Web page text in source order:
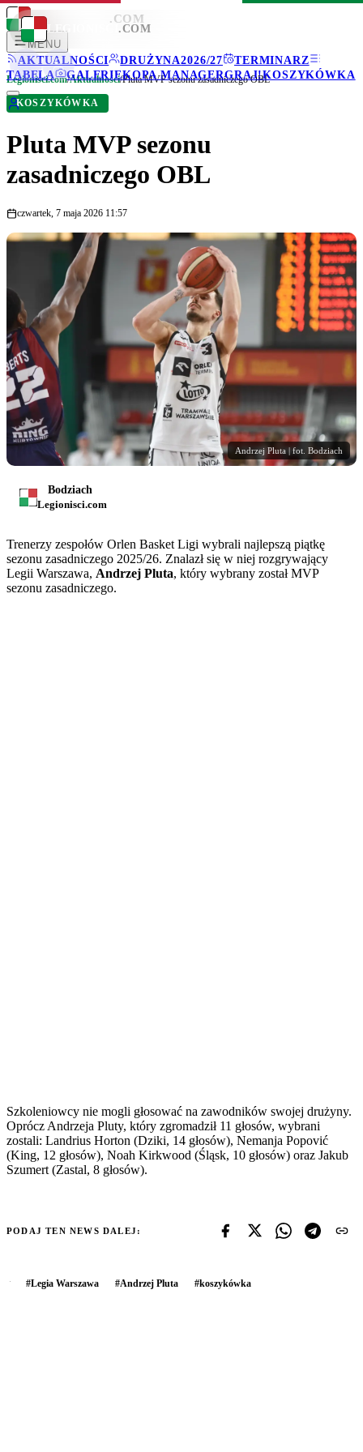
LEGIONISCI .COM
MENU
AKTUALNOŚCI
DRUŻYNA2026/27
TERMINARZ
TABELA
GALERIEKOPA MANAGERGRAJ!KOSZYKÓWKA
LEGIONISCI .COM
Legionisci.com/Aktualności/Pluta MVP sezonu zasadniczego OBL
KOSZYKÓWKA
Pluta MVP sezonu
zasadniczego OBL
czwartek, 7 maja 2026 11:57
Andrzej Pluta | fot. Bodziach
Bodziach
Legionisci.com
Trenerzy zespołów Orlen Basket Ligi wybrali najlepszą piątkę
sezonu zasadniczego 2025/26. Znalazł się w niej rozgrywający
Legii Warszawa, Andrzej Pluta, który wybrany został MVP
sezonu zasadniczego.
Szkoleniowcy nie mogli głosować na zawodników swojej drużyny.
Oprócz Andrzeja Pluty, który zgromadził 11 głosów, wybrani
zostali: Landrius Horton (Dziki, 14 głosów), Nemanja Popović
(King, 12 głosów), Noah Kirkwood (Śląsk, 10 głosów) oraz Jakub
Szumert (Zastal, 8 głosów).
PODAJ TEN NEWS DALEJ:
#Legia Warszawa #Andrzej Pluta #koszykówka